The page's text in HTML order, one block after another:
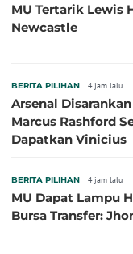
MU Tertarik Lewis
Newcastle
BERITA PILIHAN 4 jam lalu
Arsenal
Marcus Rashford
Dapatkan Vinicius
BERITA PILIHAN 4 jam lalu
MU Dapat Lampu
Bursa Transfer: